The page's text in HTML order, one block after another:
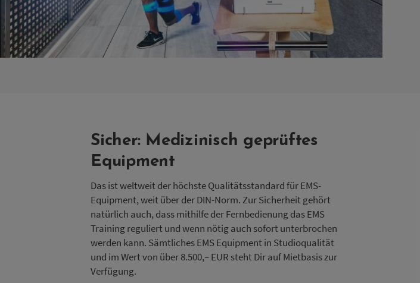
Sicher: Medizinisch geprüftes
Equipment
Das ist weltweit der höchste Qualitätsstandard für EMS-
Equipment, weit über der DIN-Norm. Zur Sicherheit gehört
natürlich auch, dass mithilfe der Fernbedienung das EMS
Training reguliert und wenn nötig auch sofort unterbrochen
werden kann. Sämtliches EMS Equipment in Studioqualität
und im Wert von über 8.500,– EUR steht Dir auf Mietbasis zur
Verfügung.